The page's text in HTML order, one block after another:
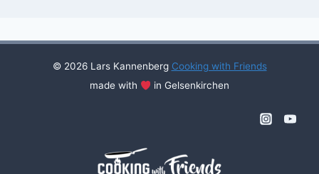
© 2026 Lars Kannenberg Cooking with Friends
made with
in Gelsenkirchen